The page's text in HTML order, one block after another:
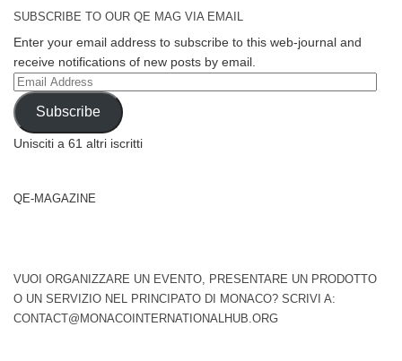
SUBSCRIBE TO OUR QE MAG VIA EMAIL
Enter your email address to subscribe to this web-journal and
receive notifications of new posts by email.
Email
Address
Subscribe
Unisciti a 61 altri iscritti
QE-MAGAZINE
VUOI ORGANIZZARE UN EVENTO, PRESENTARE UN PRODOTTO
O UN SERVIZIO NEL PRINCIPATO DI MONACO? SCRIVI A:
CONTACT@MONACOINTERNATIONALHUB.ORG